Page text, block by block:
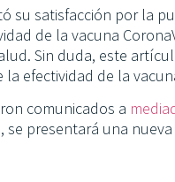
su satisfacción por la
de la vacuna
Sin duda, este
efectividad de la
comunicados a
se presentará una